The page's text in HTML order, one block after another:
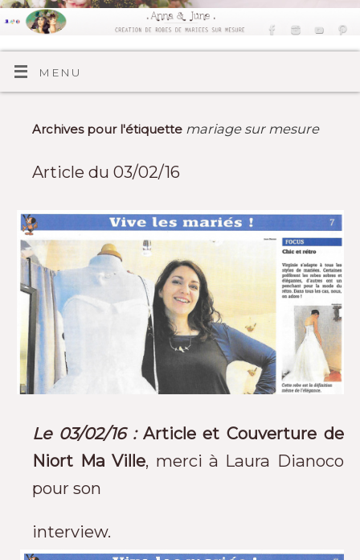
MENU
Archives pour l'étiquette mariage sur mesure
Article du 03/02/16
Le 03/02/16 :Article et Couverture de
Niort Ma Ville, merci à Laura Dianoco
pour son
interview.